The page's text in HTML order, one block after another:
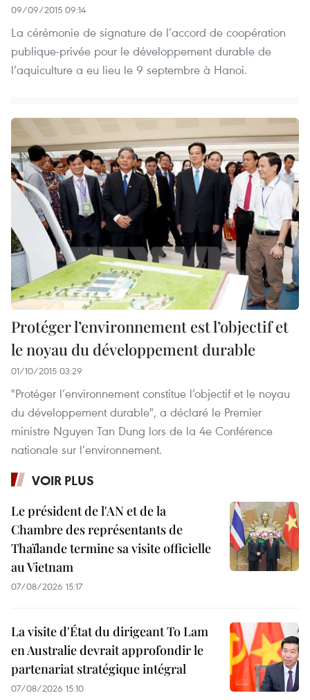
09/09/2015 09:14
La cérémonie de signature de l’accord de coopération
publique-privée pour le développement durable de
l’aquiculture a eu lieu le 9 septembre à Hanoi.
Protéger l’environnement est l’objectif et
le noyau du développement durable
01/10/2015 03:29
"Protéger l’environnement constitue l’objectif et le noyau
du développement durable", a déclaré le Premier
ministre Nguyen Tan Dung lors de la 4e Conférence
nationale ​sur l’environnement.
VOIR PLUS
Le président de l'AN et de la
Chambre des représentants de
Thaïlande termine sa visite officielle
au Vietnam
07/08/2026 15:17
La visite d'État du dirigeant To Lam
en Australie devrait approfondir le
partenariat stratégique intégral
07/08/2026 15:10